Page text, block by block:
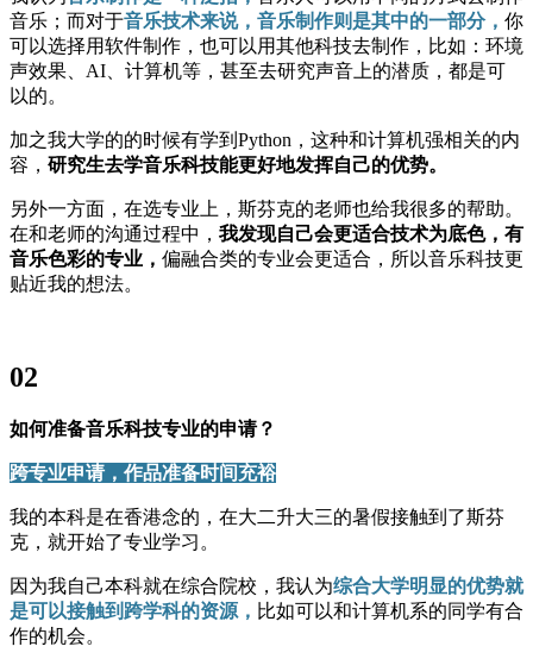
音乐；而对于音乐技术来说，音乐制作则是其中的一部分， 你
可以选择用软件制作，也可以用其他科技去制作，比如：环境
声效果、AI、计算机等，甚至去研究声音上的潜质，都是可
以的。
加之我大学的的时候有学到Python，这种和计算机强相关的内
容， 研究生去学音乐科技能更好地发挥自己的优势。
另外一方面，在选专业上，斯芬克的老师也给我很多的帮助。
在和老师的沟通过程中， 我发现自己会更适合技术为底色，有
音乐色彩的专业， 偏融合类的专业会更适合，所以音乐科技更
贴近我的想法。
02
如何准备音乐科技专业的申请？
跨专业申请，作品准备时间充裕
我的本科是在香港念的，在大二升大三的暑假接触到了斯芬
克，就开始了专业学习。
因为我自己本科就在综合院校，我认为综合大学明显的优势就
是可以接触到跨学科的资源， 比如可以和计算机系的同学有合
作的机会。